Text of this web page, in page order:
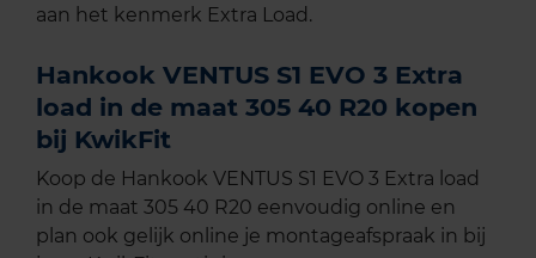
aan het kenmerk Extra Load.
Hankook VENTUS S1 EVO 3 Extra
load in de maat 305 40 R20 kopen
bij KwikFit
Koop de Hankook VENTUS S1 EVO 3 Extra load
in de maat 305 40 R20 eenvoudig online en
plan ook gelijk online je montageafspraak in bij